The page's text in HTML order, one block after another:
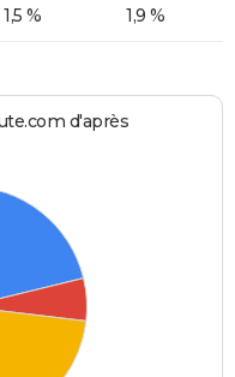
1,5 % 1,9 %
d'après